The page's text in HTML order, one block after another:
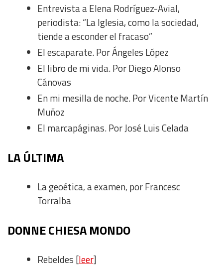
Entrevista a Elena Rodríguez-Avial,
periodista: “La Iglesia, como la sociedad,
tiende a esconder el fracaso”
El escaparate. Por Ángeles López
El libro de mi vida. Por Diego Alonso
Cánovas
En mi mesilla de noche. Por Vicente Martín
Muñoz
El marcapáginas. Por José Luis Celada
LA ÚLTIMA
La geoética, a examen, por Francesc
Torralba
DONNE CHIESA MONDO
Rebeldes [leer]